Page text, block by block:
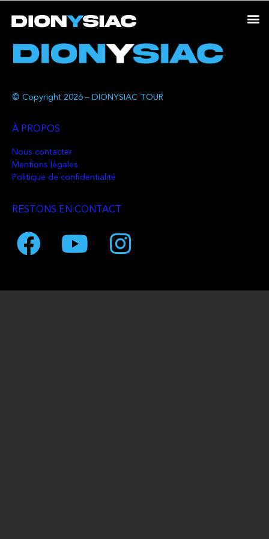
© Copyright 2026 – DIONYSIAC TOUR
À PROPOS
Nous contacter
Mentions légales
Politique de confidentialité
RESTONS EN CONTACT